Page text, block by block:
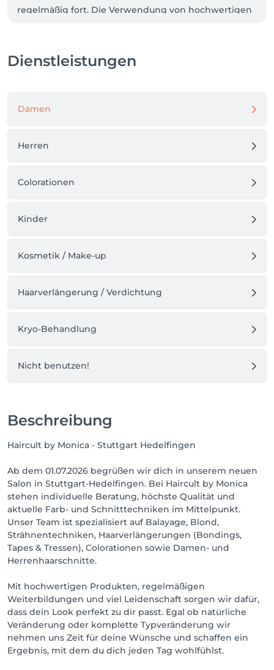
regelmäßig fort. Die Verwendung von hochwertigen
Leistungsangebot.
öffentliche Parkplätze, zusätzlich stehen weitere
PENNY und Lidl (bitte die jeweiligen
Verkehrsmitteln erreichst du uns bequem über die
Stadtbahnhaltestelle „Hedelfingen“ (U9 & U13) sowie
wenige Gehminuten entfernt.
Dienstleistungen
Damen
Herren
Colorationen
Kinder
Kosmetik / Make-up
Haarverlängerung / Verdichtung
Kryo-Behandlung
Nicht benutzen!
Beschreibung
Haircult by Monica - Stuttgart Hedelfingen
Ab dem 01.07.2026 begrüßen wir dich in unserem neuen
Salon in Stuttgart-Hedelfingen. Bei Haircult by Monica
stehen individuelle Beratung, höchste Qualität und
aktuelle Farb- und Schnitttechniken im Mittelpunkt.
Unser Team ist spezialisiert auf Balayage, Blond,
Strähnentechniken, Haarverlängerungen (Bondings,
Tapes & Tressen), Colorationen sowie Damen- und
Herrenhaarschnitte.
Mit hochwertigen Produkten, regelmäßigen
Weiterbildungen und viel Leidenschaft sorgen wir dafür,
dass dein Look perfekt zu dir passt. Egal ob natürliche
Veränderung oder komplette Typveränderung wir
nehmen uns Zeit für deine Wünsche und schaffen ein
Ergebnis, mit dem du dich jeden Tag wohlfühlst.